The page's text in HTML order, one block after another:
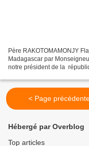
Père RAKOTOMAMONJY
Madagascar par Monseigneur Ignace David 4
notre président de la
< Page
Hébergé par Overblog
Top articles